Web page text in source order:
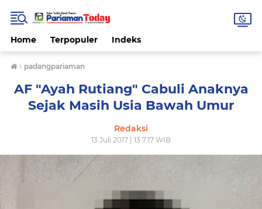
Home Terpopuler Indeks
› padangpariaman
AF "Ayah Rutiang" Cabuli Anaknya
Sejak Masih Usia Bawah Umur
Redaksi
13 Juli 2017 | 13.7.17 WIB